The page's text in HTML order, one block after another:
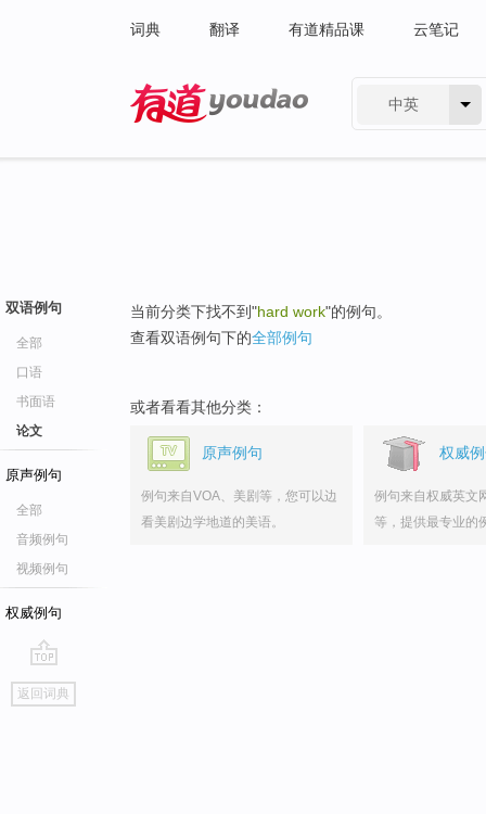
词典 翻译 有道精品课 云笔记
中英
双语例句
全部
口语
书面语
论文
原声例句
全部
音频例句
视频例句
权威例句
go
top
返回词典
当前分类下找不到"hard work"的例句。
查看双语例句下的全部例句
或者看看其他分类：
原声例句
例句来自VOA、美剧等，您可以边
看美剧边学地道的美语。
权威
例句来自权威英文
等，提供最专业的